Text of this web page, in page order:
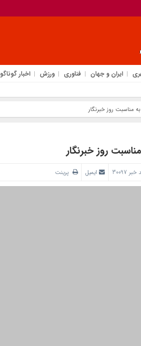
ایران و جهان فناوری ورزش اخبار
در محل
مناسبت روز خبرنگار
روز خبرنگار
30097 ایمیل پرینت